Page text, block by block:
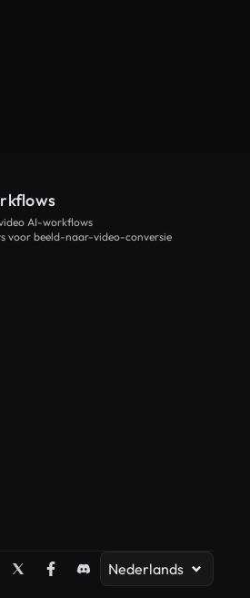
AI-workflows
voor beeld-naar-video-conversie
Nederlands